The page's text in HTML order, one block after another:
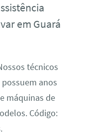
em Guará
técnicos
anos
máquinas de
Código: